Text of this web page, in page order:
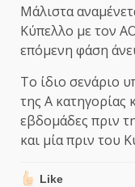
Μάλιστα
Κύπελλο με τον
επόμενη φάση
Το ίδιο σενάριο
της Α κατηγορίας
εβδομάδες πριν
και μία πριν του
Like